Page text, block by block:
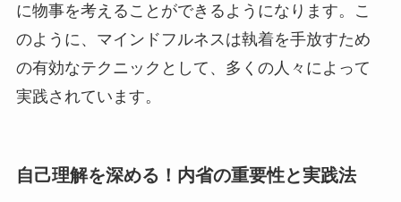
に物事を考えることができるようになります。こ
のように、マインドフルネスは執着を手放すため
の有効なテクニックとして、多くの人々によって
実践されています。
自己理解を深める！内省の重要性と実践法